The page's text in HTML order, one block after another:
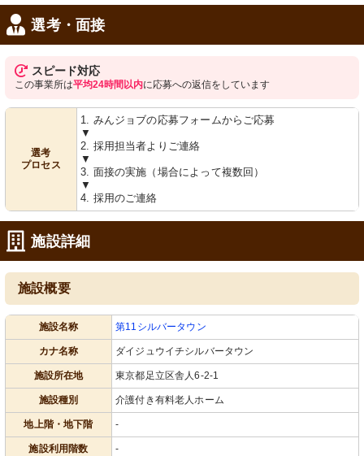
選考・面接
スピード対応
この事業所は平均24時間以内に応募への返信をしています
選考
プロセス
1. みんジョブの応募フォームからご応募
▼
2. 採用担当者よりご連絡
▼
3. 面接の実施（場合によって複数回）
▼
4. 採用のご連絡
施設詳細
施設概要
施設名称 第11シルバータウン
カナ名称 ダイジュウイチシルバータウン
施設所在地 東京都足立区舎人6-2-1
施設種別 介護付き有料老人ホーム
地上階・地下階 -
施設利用階数 -